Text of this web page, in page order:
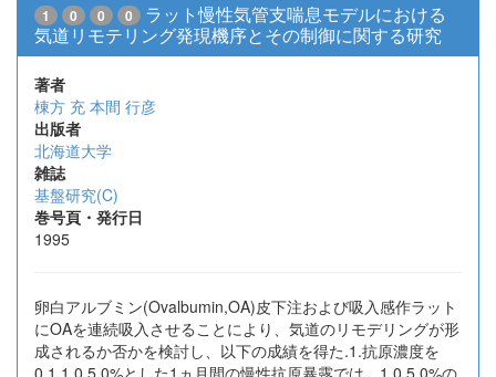
1 0 0 0
ラット慢性気管支喘息モデルにおける
気道リモテリング発現機序とその制御に関する研究
著者
棟方 充 本間 行彦
出版者
北海道大学
雑誌
基盤研究(C)
巻号頁・発行日
1995
卵白アルブミン(Ovalbumin,OA)皮下注および吸入感作ラット
にOAを連続吸入させることにより、気道のリモデリングが形
成されるか否かを検討し、以下の成績を得た.1.抗原濃度を
0.1,1.0,5.0%とした1ヵ月間の慢性抗原暴露では、1.0,5.0%の